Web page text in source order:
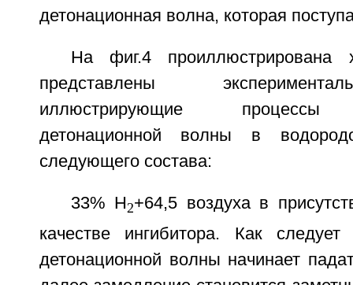
детонационная волна, которая
На фиг.4 проиллюстрирована
представлены
иллюстрирующие процессы
детонационной волны в
следующего состава:
33% H2+64,5 воздуха в
качестве ингибитора. Как
детонационной волны начинает